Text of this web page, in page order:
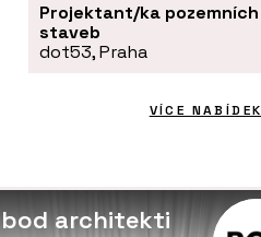
Projektant/ka pozemních
staveb
dot53, Praha
VÍCE NABÍDEK
bod architekti